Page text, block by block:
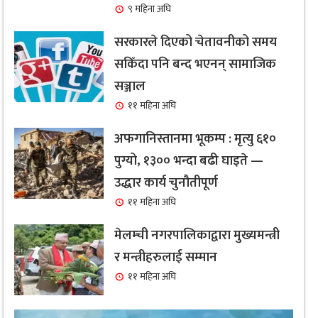
९ महिना अघि
सरकारले दिएको चेतावनीको समय
सकिँदा पनि बन्द भएनन् सामाजिक
सञ्जाल
११ महिना अघि
अफगानिस्तानमा भूकम्प : मृत्यु ६१०
पुग्यो, १३०० भन्दा बढी घाइते —
उद्धार कार्य चुनौतीपूर्ण
११ महिना अघि
मेलम्ची नगरपालिकाद्वारा मुख्यमन्त्री
र मन्त्रीहरुलाई सम्मान
११ महिना अघि